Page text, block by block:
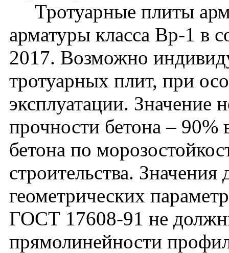
Тротуарные плиты
арматуры класса Вр-1 в
2017. Возможно
тротуарных плит, при
эксплуатации. Значение
прочности бетона – 90%
бетона по
строительства.
геометрических
ГОСТ 17608-91 не
прямолинейности